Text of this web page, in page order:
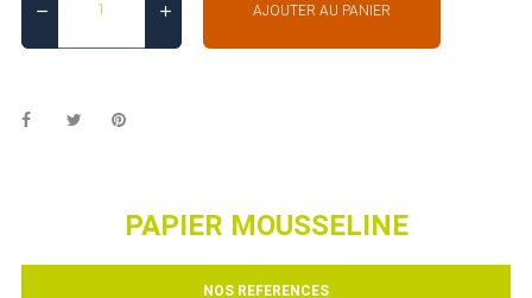
AJOUTER AU PANIER
PAPIER MOUSSELINE
NOS REFERENCES